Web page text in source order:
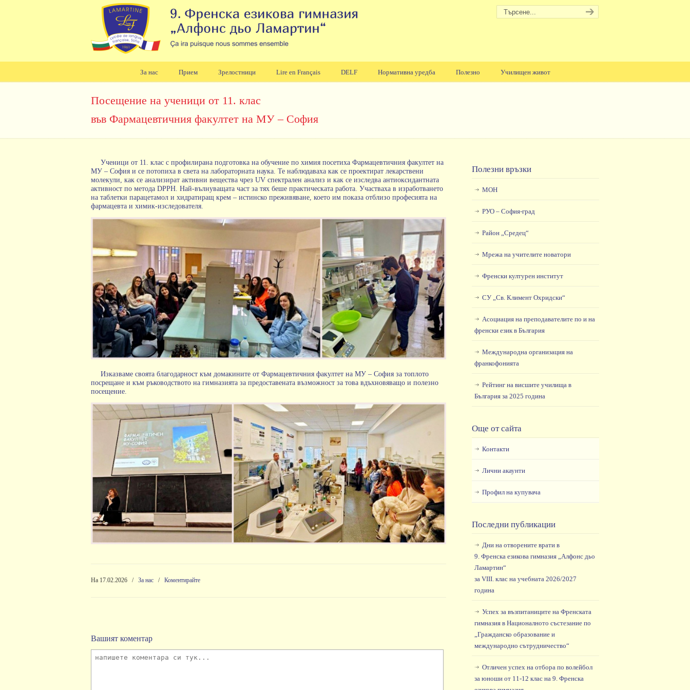
За нас Прием Зрелостници Lire en Français DELF Нормативна уредба Полезно Училищен живот
Навигация
Посещение на ученици от 11. клас
във Фармацевтичния факултет на МУ – София
Ученици от 11. клас с профилирана подготовка на обучение по химия посетиха Фармацевтичния факултет на
МУ – София и се потопиха в света на лабораторната наука. Те наблюдаваха как се проектират лекарствени
молекули, как се анализират активни вещества чрез UV спектрален анализ и как се изследва антиоксидантната
активност по метода DPPH. Най-вълнуващата част за тях беше практическата работа. Участваха в изработването
на таблетки парацетамол и хидратиращ крем – истинско преживяване, което им показа отблизо професията на
фармацевта и химик-изследователя.
Изказваме своята благодарност към домакините от Фармацевтичния факултет на МУ – София за топлото
посрещане и към ръководството на гимназията за предоставената възможност за това вдъхновяващо и полезно
посещение.
На 17.02.2026 / За нас / Коментирайте
Вашият коментар
Полезни връзки
МОН
РУО – София-град
Район „Средец“
Мрежа на учителите новатори
Френски културен институт
СУ „Св. Климент Охридски“
Асоциация на преподавателите по и на
френски език в България
Международна организация на
франкофонията
Рейтинг на висшите училища в
България за 2025 година
Още от сайта
Контакти
Лични акаунти
Профил на купувача
Последни публикации
Дни на отворените врати в
9. Френска езикова гимназия „Алфонс дьо
Ламартин“
за VIII. клас на учебната 2026/2027
година
Успех за възпитаниците на Френската
гимназия в Националното състезание по
„Гражданско образование и
международно сътрудничество“
Отличен успех на отбора по волейбол
за юноши от 11-12 клас на 9. Френска